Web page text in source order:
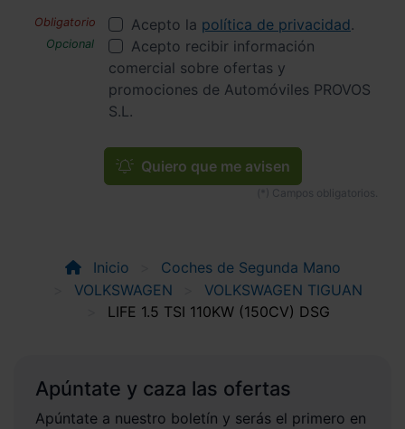
Acepto la política de privacidad.
Acepto recibir información
comercial sobre ofertas y
promociones de Automóviles PROVOS
S.L.
Quiero que me avisen
Inicio
Coches de Segunda Mano
VOLKSWAGEN
VOLKSWAGEN TIGUAN
LIFE 1.5 TSI 110KW (150CV) DSG
Apúntate y caza las ofertas
Apúntate a nuestro boletín y serás el primero en